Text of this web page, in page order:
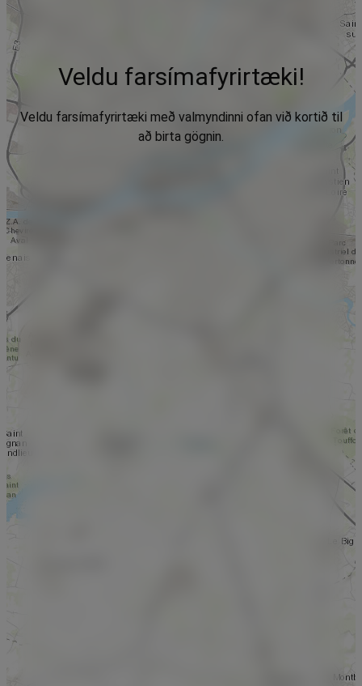
Veldu farsímafyrirtæki!
Veldu farsímafyrirtæki með valmyndinni ofan við kortið til
að birta gögnin.